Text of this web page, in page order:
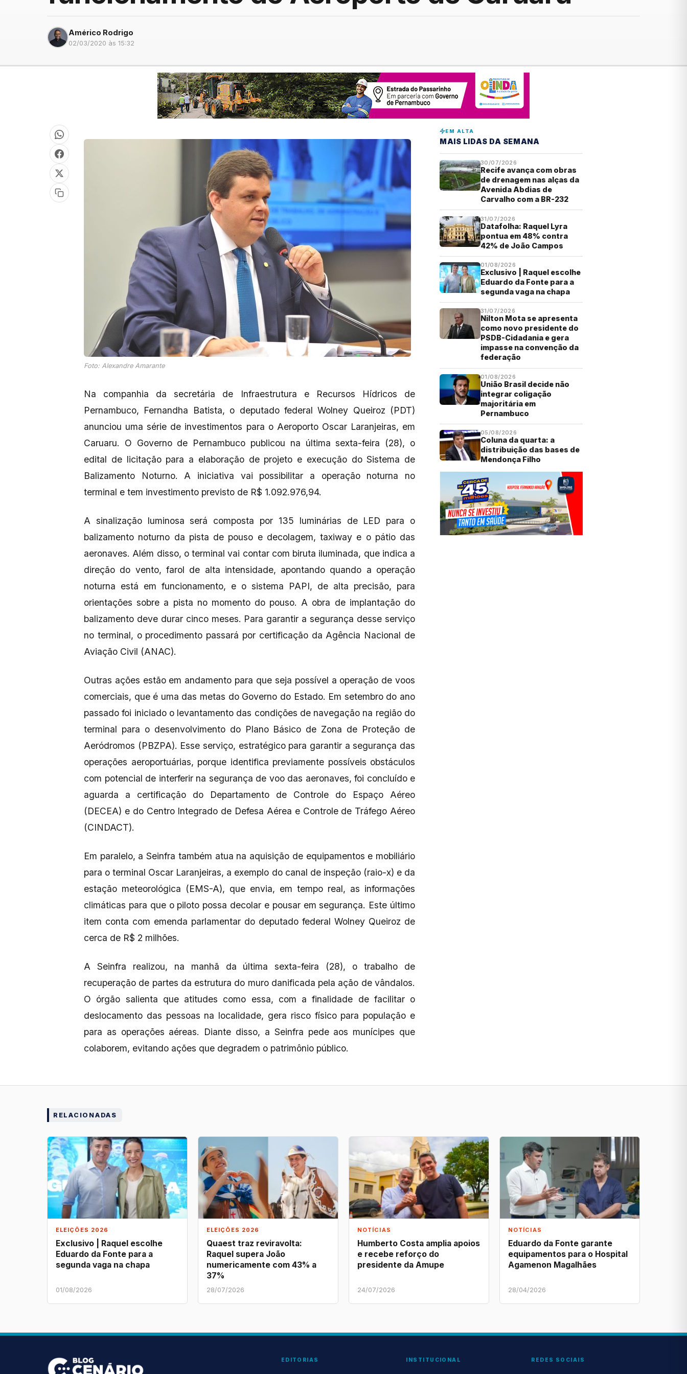
Américo Rodrigo
02/03/2020 às 15:32
Foto: Alexandre Amarante
Na companhia da secretária de Infraestrutura e Recursos Hídricos de
Pernambuco, Fernandha Batista, o deputado federal Wolney Queiroz (PDT)
anunciou uma série de investimentos para o Aeroporto Oscar Laranjeiras, em
Caruaru. O Governo de Pernambuco publicou na última sexta-feira (28), o
edital de licitação para a elaboração de projeto e execução do Sistema de
Balizamento Noturno. A iniciativa vai possibilitar a operação noturna no
terminal e tem investimento previsto de R$ 1.092.976,94.
A sinalização luminosa será composta por 135 luminárias de LED para o
balizamento noturno da pista de pouso e decolagem, taxiway e o pátio das
aeronaves. Além disso, o terminal vai contar com biruta iluminada, que indica a
direção do vento, farol de alta intensidade, apontando quando a operação
noturna está em funcionamento, e o sistema PAPI, de alta precisão, para
orientações sobre a pista no momento do pouso. A obra de implantação do
balizamento deve durar cinco meses. Para garantir a segurança desse serviço
no terminal, o procedimento passará por certificação da Agência Nacional de
Aviação Civil (ANAC).
Outras ações estão em andamento para que seja possível a operação de voos
comerciais, que é uma das metas do Governo do Estado. Em setembro do ano
passado foi iniciado o levantamento das condições de navegação na região do
terminal para o desenvolvimento do Plano Básico de Zona de Proteção de
Aeródromos (PBZPA). Esse serviço, estratégico para garantir a segurança das
operações aeroportuárias, porque identifica previamente possíveis obstáculos
com potencial de interferir na segurança de voo das aeronaves, foi concluído e
aguarda a certificação do Departamento de Controle do Espaço Aéreo
(DECEA) e do Centro Integrado de Defesa Aérea e Controle de Tráfego Aéreo
(CINDACT).
Em paralelo, a Seinfra também atua na aquisição de equipamentos e mobiliário
para o terminal Oscar Laranjeiras, a exemplo do canal de inspeção (raio-x) e da
estação meteorológica (EMS-A), que envia, em tempo real, as informações
climáticas para que o piloto possa decolar e pousar em segurança. Este último
item conta com emenda parlamentar do deputado federal Wolney Queiroz de
cerca de R$ 2 milhões.
A Seinfra realizou, na manhã da última sexta-feira (28), o trabalho de
recuperação de partes da estrutura do muro danificada pela ação de vândalos.
O órgão salienta que atitudes como essa, com a finalidade de facilitar o
deslocamento das pessoas na localidade, gera risco físico para população e
para as operações aéreas. Diante disso, a Seinfra pede aos munícipes que
colaborem, evitando ações que degradem o patrimônio público.
EM ALTA
MAIS LIDAS DA SEMANA
30/07/2026
Recife avança com obras
de drenagem nas alças da
Avenida Abdias de
Carvalho com a BR-232
31/07/2026
Datafolha: Raquel Lyra
pontua em 48% contra
42% de João Campos
01/08/2026
Exclusivo | Raquel escolhe
Eduardo da Fonte para a
segunda vaga na chapa
31/07/2026
Nilton Mota se apresenta
como novo presidente do
PSDB-Cidadania e gera
impasse na convenção da
federação
01/08/2026
União Brasil decide não
integrar coligação
majoritária em
Pernambuco
05/08/2026
Coluna da quarta: a
distribuição das bases de
Mendonça Filho
RELACIONADAS
ELEIÇÕES 2026
Exclusivo | Raquel escolhe
Eduardo da Fonte para a
segunda vaga na chapa
01/08/2026
ELEIÇÕES 2026
Quaest traz reviravolta:
Raquel supera João
numericamente com 43% a
37%
28/07/2026
NOTÍCIAS
Humberto Costa amplia apoios
e recebe reforço do
presidente da Amupe
24/07/2026
NOTÍCIAS
Eduardo da Fonte garante
equipamentos para o Hospital
Agamenon Magalhães
28/04/2026
EDITORIAS INSTITUCIONAL REDES SOCIAIS